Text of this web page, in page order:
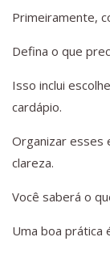
Primeiramente,
Defina o que
Isso inclui
cardápio.
Organizar esses
clareza.
Você saberá o
Uma boa prática